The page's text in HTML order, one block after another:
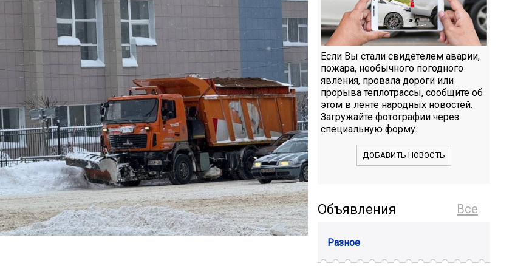
Если Вы стали свидетелем аварии,
пожара, необычного погодного
явления, провала дороги или
прорыва теплотрассы, сообщите об
этом в ленте народных новостей.
Загружайте фотографии через
специальную форму.
ДОБАВИТЬ НОВОСТЬ
Все
Объявления
Разное